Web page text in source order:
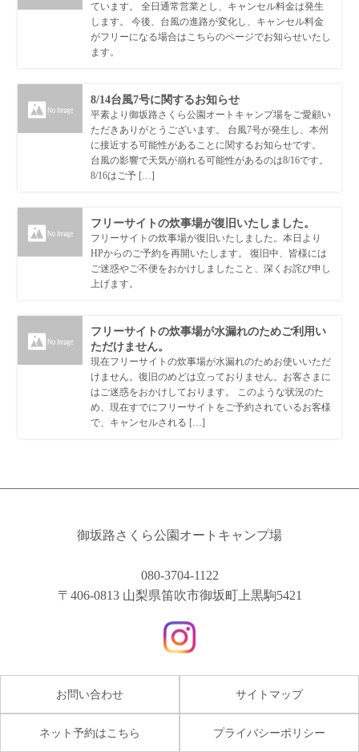
ています。 全日通常営業とし、キャンセル料金は発生
します。 今後、台風の進路が変化し、キャンセル料金
がフリーになる場合はこちらのページでお知らせいたし
ます。
8/14台風7号に関するお知らせ
平素より御坂路さくら公園オートキャンプ場をご愛顧い
ただきありがとうございます。 台風7号が発生し、本州
に接近する可能性があることに関するお知らせです。
台風の影響で天気が崩れる可能性があるのは8/16です。
8/16はご予 […]
フリーサイトの炊事場が復旧いたしました。
フリーサイトの炊事場が復旧いたしました。本日より
HPからのご予約を再開いたします。 復旧中、皆様には
ご迷惑やご不便をおかけしましたこと、深くお詫び申し
上げます。
フリーサイトの炊事場が水漏れのためご利用い
ただけません。
現在フリーサイトの炊事場が水漏れのためお使いいただ
けません。復旧のめどは立っておりません。お客さまに
はご迷惑をおかけしております。 このような状況のた
め、現在すでにフリーサイトをご予約されているお客様
で、キャンセルされる […]
御坂路さくら公園オートキャンプ場
080-3704-1122
〒406-0813 山梨県笛吹市御坂町上黒駒5421
お問い合わせ サイトマップ
ネット予約はこちら プライバシーポリシー